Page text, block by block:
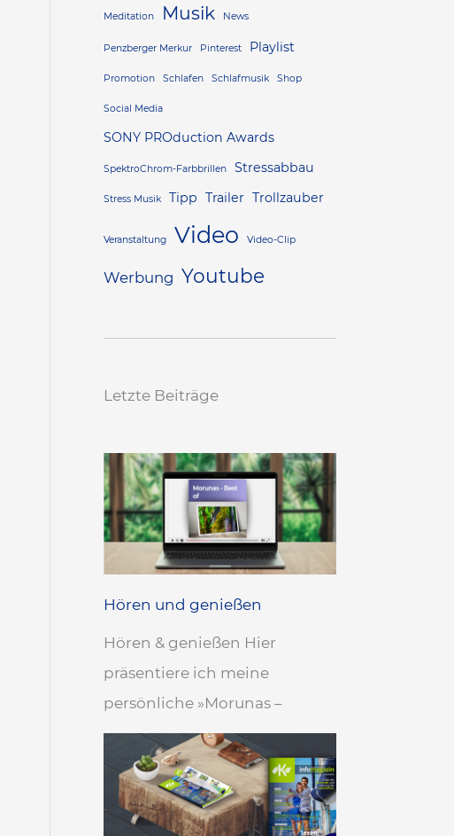
Meditation Musik News
Penzberger Merkur Pinterest Playlist
Promotion Schlafen Schlafmusik Shop
Social Media
SONY PROduction Awards
SpektroChrom-Farbbrillen Stressabbau
Stress Musik Tipp Trailer Trollzauber
Veranstaltung Video Video-Clip
Werbung Youtube
Letzte Beiträge
Hören und genießen
Hören & genießen Hier
präsentiere ich meine
persönliche »Morunas –